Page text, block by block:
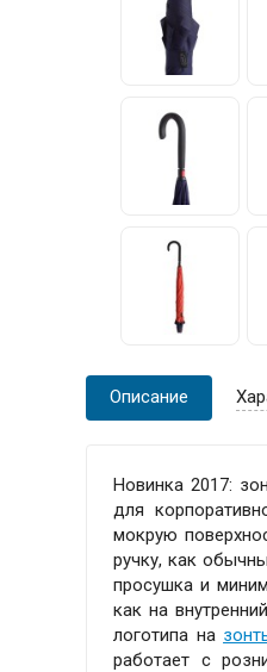
Описание
Новинка 2017:
для
мокрую
ручку, как
просушка и
как на
логотипа на
работает с